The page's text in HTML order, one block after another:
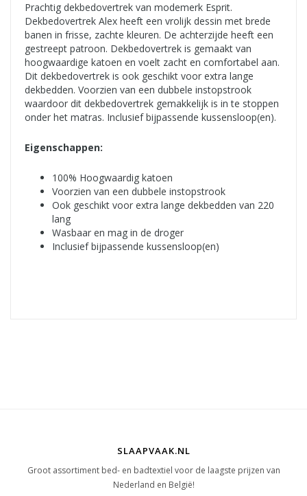
Prachtig dekbedovertrek van modemerk Esprit.
Dekbedovertrek Alex heeft een vrolijk dessin met brede
banen in frisse, zachte kleuren. De achterzijde heeft een
gestreept patroon. Dekbedovertrek is gemaakt van
hoogwaardige katoen en voelt zacht en comfortabel aan.
Dit dekbedovertrek is ook geschikt voor extra lange
dekbedden. Voorzien van een dubbele instopstrook
waardoor dit dekbedovertrek gemakkelijk is in te stoppen
onder het matras. Inclusief bijpassende kussensloop(en).
Eigenschappen:
100% Hoogwaardig katoen
Voorzien van een dubbele instopstrook
Ook geschikt voor extra lange dekbedden van 220
lang
Wasbaar en mag in de droger
Inclusief bijpassende kussensloop(en)
SLAAPVAAK.NL
Groot assortiment bed- en badtextiel voor de laagste prijzen van
Nederland en België!